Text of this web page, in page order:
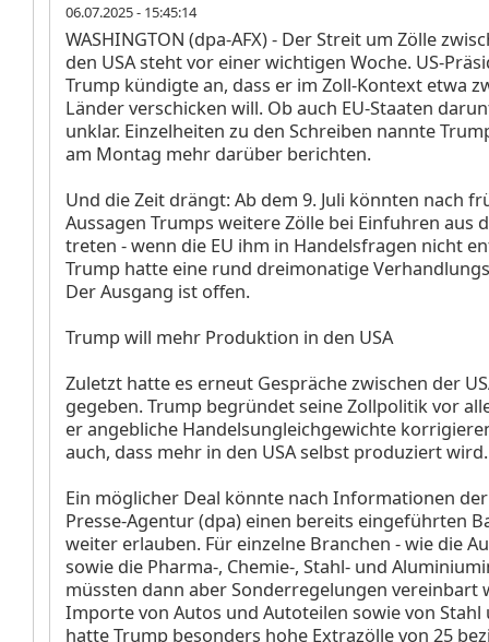
06.07.2025 - 15:45:14
WASHINGTON (dpa-AFX) - Der Streit um Zölle
den USA steht vor einer wichtigen Woche. US-
Trump kündigte an, dass er im Zoll-Kontext etwa
Länder verschicken will. Ob auch EU-Staaten
unklar. Einzelheiten zu den Schreiben nannte
am Montag mehr darüber berichten.
Und die Zeit drängt: Ab dem 9. Juli könnten nach
Aussagen Trumps weitere Zölle bei Einfuhren aus
treten - wenn die EU ihm in Handelsfragen nicht
Trump hatte eine rund dreimonatige
Der Ausgang ist offen.
Trump will mehr Produktion in den USA
Zuletzt hatte es erneut Gespräche zwischen der
gegeben. Trump begründet seine Zollpolitik vor
er angebliche Handelsungleichgewichte
auch, dass mehr in den USA selbst produziert wird.
Ein möglicher Deal könnte nach Informationen
Presse-Agentur (dpa) einen bereits eingeführten
weiter erlauben. Für einzelne Branchen - wie die
sowie die Pharma-, Chemie-, Stahl- und
müssten dann aber Sonderregelungen vereinbart
Importe von Autos und Autoteilen sowie von
hatte Trump besonders hohe Extrazölle von 25